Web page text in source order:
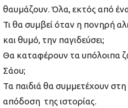
θαυμάζουν. Όλα, εκτός από
Τι θα συμβεί όταν η πονηρή
και θυμό, την παγιδεύσει;
Θα καταφέρουν τα υπόλοιπα
Σάου;
Τα παιδιά θα συμμετέχουν
απόδοση της ιστορίας.